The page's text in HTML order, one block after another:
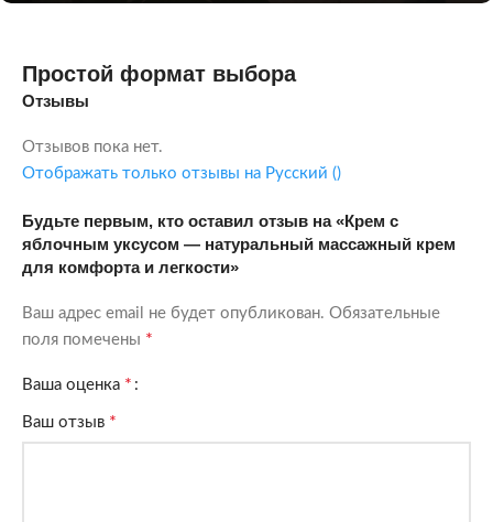
Простой формат выбора
Отзывы
Отзывов пока нет.
Отображать только отзывы на Русский ()
Будьте первым, кто оставил отзыв на «Крем с
яблочным уксусом — натуральный массажный крем
для комфорта и легкости»
Ваш адрес email не будет опубликован. Обязательные
поля помечены *
Ваша оценка *
Ваш отзыв *